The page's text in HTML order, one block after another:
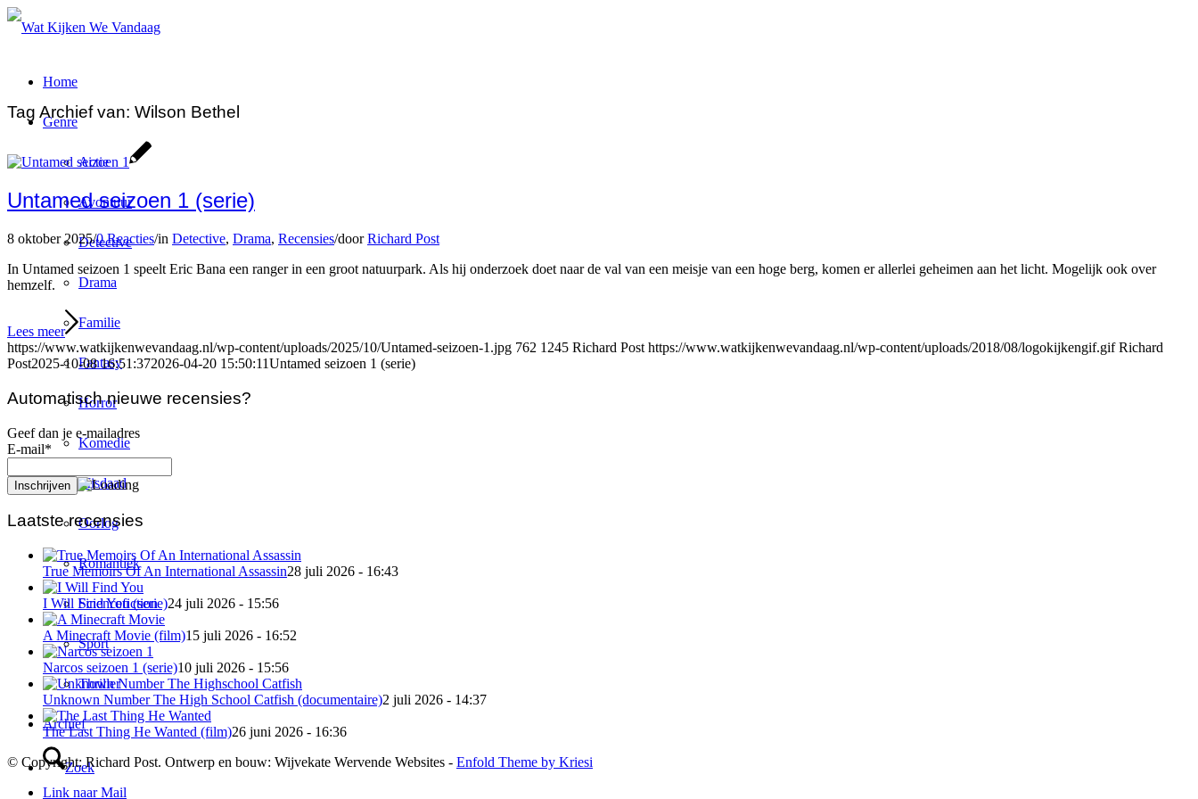
Home
Genre
Actie
Avontuur
Detective
Drama
Familie
Fantasy
Horror
Komedie
Misdaad
Oorlog
Romantiek
Sciencefiction
Sport
Thriller
Archief
Zoek
Tag Archief van: Wilson Bethel
Untamed seizoen 1 (serie)
8 oktober 2025/0 Reacties/in Detective, Drama, Recensies/doorRichard Post
In Untamed seizoen 1 speelt Eric Bana een ranger in een groot natuurpark. Als hij onderzoek doet naar de val van een meisje van een hoge berg, komen er allerlei geheimen aan het licht. Mogelijk ook over
hemzelf.
Lees meer
https://www.watkijkenwevandaag.nl/wp-content/uploads/2025/10/Untamed-seizoen-1.jpg 762 1245 Richard Post https://www.watkijkenwevandaag.nl/wp-content/uploads/2018/08/logokijkengif.gif Richard
Post2025-10-08 16:51:372026-04-20 15:50:11Untamed seizoen 1 (serie)
Automatisch nieuwe recensies?
Geef dan je e-mailadres
E-mail*
Laatste recensies
True Memoirs Of An International Assassin28 juli 2026 - 16:43
I Will Find You (serie)24 juli 2026 - 15:56
A Minecraft Movie (film)15 juli 2026 - 16:52
Narcos seizoen 1 (serie)10 juli 2026 - 15:56
Unknown Number The High School Catfish (documentaire)2 juli 2026 - 14:37
The Last Thing He Wanted (film)26 juni 2026 - 16:36
© Copyright: Richard Post. Ontwerp en bouw: Wijvekate Wervende Websites - Enfold Theme by Kriesi
Link naar Mail